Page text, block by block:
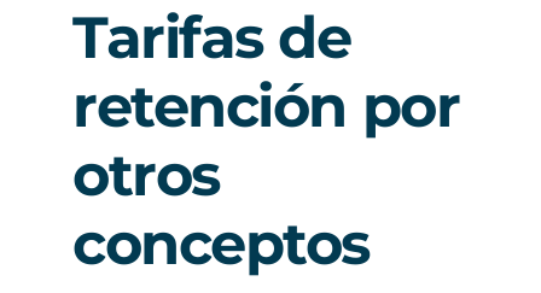
Tarifas de
retención por
otros
conceptos